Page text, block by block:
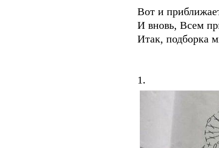
Вот и
И вновь, Всем
Итак, подборка
1.